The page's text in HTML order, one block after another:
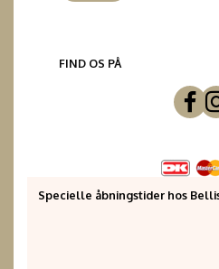
FIND OS PÅ
Specielle åbningstider hos